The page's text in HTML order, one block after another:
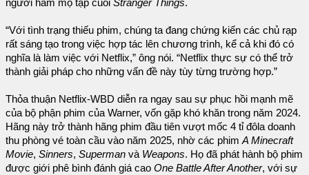
người hâm mộ tập cuối Stranger Things.
“Với tình trạng thiếu phim, chúng ta đang chứng kiến các chủ rạp
rất sáng tạo trong việc hợp tác lên chương trình, kể cả khi đó có
nghĩa là làm việc với Netflix,” ông nói. “Netflix thực sự có thể trở
thành giải pháp cho những vấn đề này tùy từng trường hợp.”
Thỏa thuận Netflix-WBD diễn ra ngay sau sự phục hồi mạnh mẽ
của bộ phận phim của Warner, vốn gặp khó khăn trong năm 2024.
Hãng này trở thành hãng phim đầu tiên vượt mốc 4 tỉ đôla doanh
thu phòng vé toàn cầu vào năm 2025, nhờ các phim A Minecraft
Movie, Sinners, Superman và Weapons. Họ đã phát hành bộ phim
được giới phê bình đánh giá cao One Battle After Another, với sự